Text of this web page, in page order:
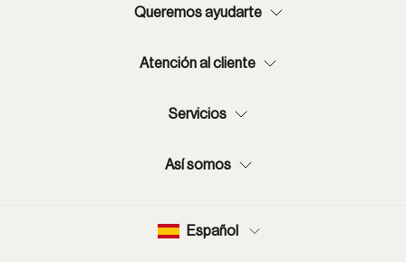
Queremos ayudarte
Atención al cliente
Servicios
Así somos
Español